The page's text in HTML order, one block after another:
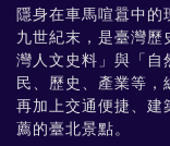
隱身在車馬喧囂中
九世紀末，是臺灣
灣人文史料」與「自
民、歷史、產業等，
再加上交通便捷、建
薦的臺北景點。